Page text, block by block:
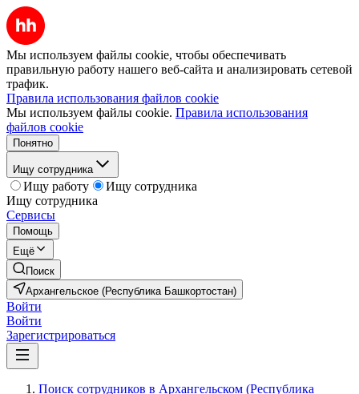
Мы используем файлы cookie, чтобы обеспечивать
правильную работу нашего веб-сайта и анализировать сетевой
трафик.
Правила использования файлов cookie
Мы используем файлы cookie. Правила использования
файлов cookie
Понятно
Ищу сотрудника
Ищу работу
Ищу сотрудника
Ищу сотрудника
Сервисы
Помощь
Ещё
Поиск
Архангельское (Республика Башкортостан)
Войти
Войти
Зарегистрироваться
Поиск сотрудников в Архангельском (Республика